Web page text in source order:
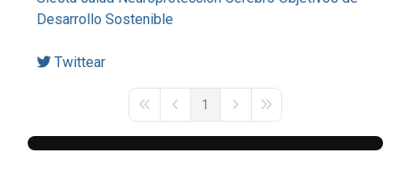
Desarrollo Sostenible
Twittear
First PagePrevious Page
1
Next PageLast Page